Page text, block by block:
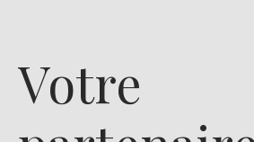
Votre